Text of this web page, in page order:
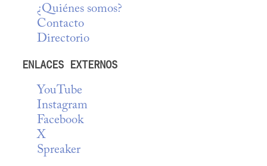
¿Quiénes somos?
Contacto
Directorio
ENLACES EXTERNOS
YouTube
Instagram
Facebook
X
Spreaker